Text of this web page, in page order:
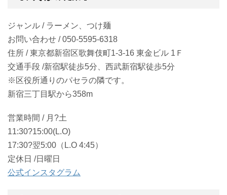
ジャンル / ラーメン、つけ麺
お問い合わせ / 050-5595-6318
住所 / 東京都新宿区歌舞伎町1-3-16 東金ビル 1Ｆ
交通手段 /新宿駅徒歩5分、西武新宿駅徒歩5分
※区役所通りのパセラの隣です。
新宿三丁目駅から358m
営業時間 / 月?土
11:30?15:00(L.O)
17:30?翌5:00（L.O 4:45）
定休日 /日曜日
公式インスタグラム